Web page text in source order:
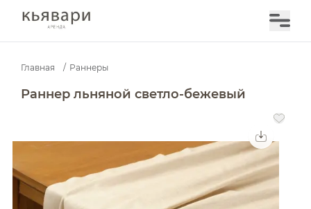
Главная / Раннеры
Раннер льняной светло-бежевый